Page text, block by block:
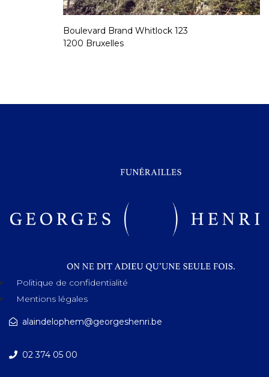
Boulevard Brand Whitlock 123
1200 Bruxelles
Politique de confidentialité
Mentions légales
alaindelophem@georgeshenri.be
02 374 05 00